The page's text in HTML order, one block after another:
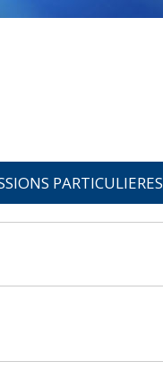
PARTICULIERES